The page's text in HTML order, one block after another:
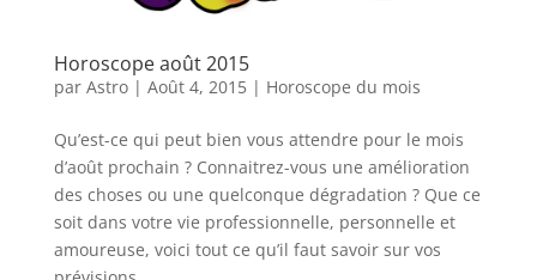
Horoscope août 2015
par Astro| Août 4, 2015| Horoscope du mois
Qu’est-ce qui peut bien vous attendre pour le mois
d’août prochain ? Connaitrez-vous une amélioration
des choses ou une quelconque dégradation ? Que ce
soit dans votre vie professionnelle, personnelle et
amoureuse, voici tout ce qu’il faut savoir sur vos